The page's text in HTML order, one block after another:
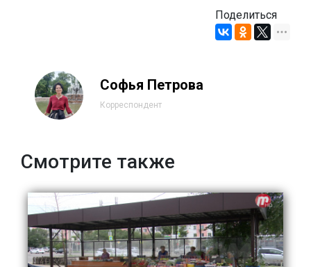
Поделиться
Софья Петрова
Корреспондент
Смотрите также